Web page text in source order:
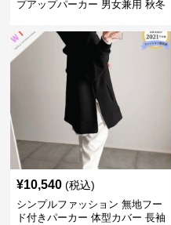
プアップパーカー 男女兼用 秋冬
¥10,540 (税込)
シンプルファッション 無地フー
ド付きパーカー 体型カバー 長袖